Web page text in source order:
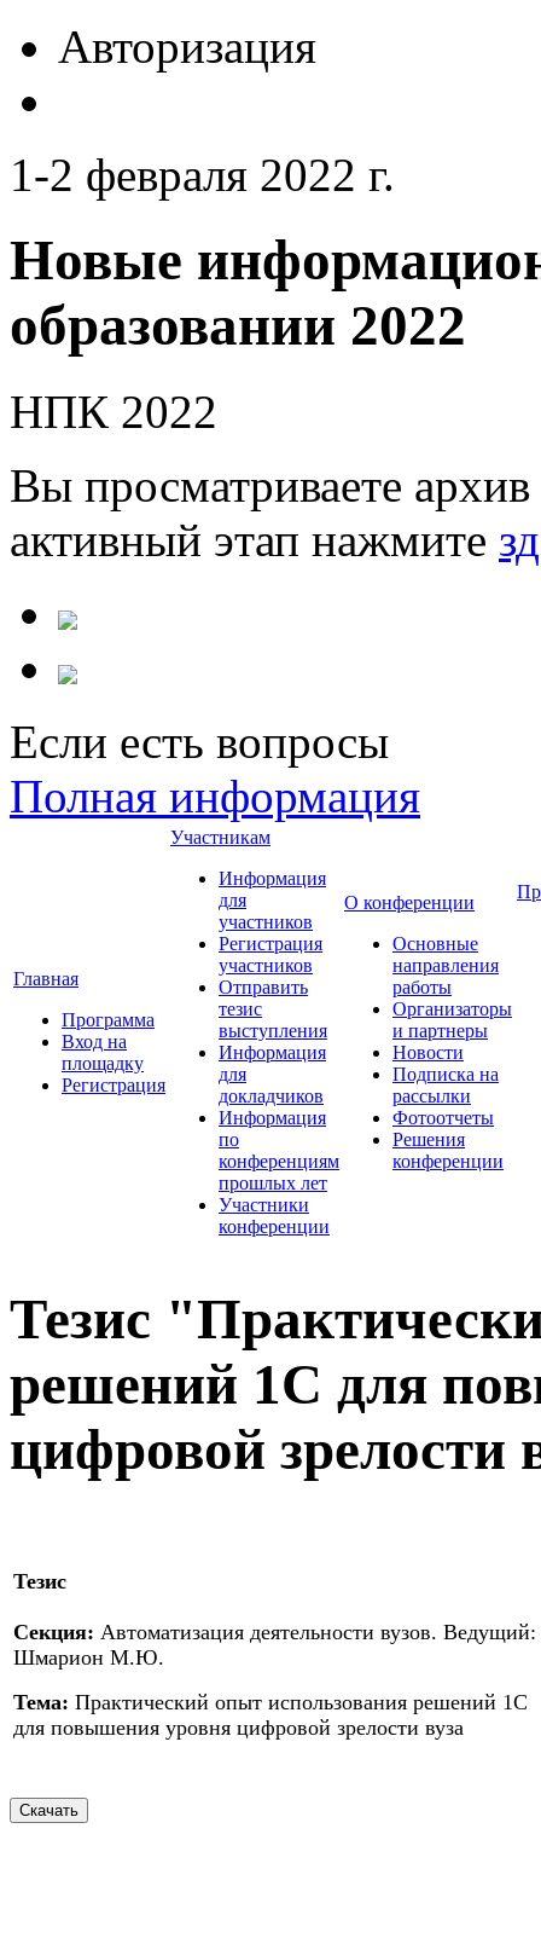
Авторизация
1-2 февраля 2022 г.
Новые
образовании 2022
НПК 2022
Вы просматриваете
активный этап нажмите
Если есть вопросы
Полная информация
Главная
Программа
Вход на
площадку
Регистрация
Участникам
Информация
для
участников
Регистрация
участников
Отправить
тезис
выступления
Информация
для
докладчиков
Информация
по
конференциям
прошлых лет
Участники
конференции
О конференции
Основные
направления
работы
Организаторы
и партнеры
Новости
Подписка на
рассылки
Фотоотчеты
Решения
конференции
Тезис
решений 1С для
цифровой зрелости
Тезис
Секция: Автоматизация деятельности вузов. Ведущий:
Шмарион М.Ю.
Тема: Практический опыт использования решений 1С
для повышения уровня цифровой зрелости вуза